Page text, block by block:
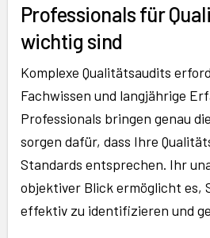
Professionals für
wichtig sind
Komplexe Qualitätsaudits
Fachwissen und langjährige
Professionals bringen genau
sorgen dafür, dass Ihre
Standards entsprechen. Ihr
objektiver Blick ermöglicht es,
effektiv zu identifizieren und